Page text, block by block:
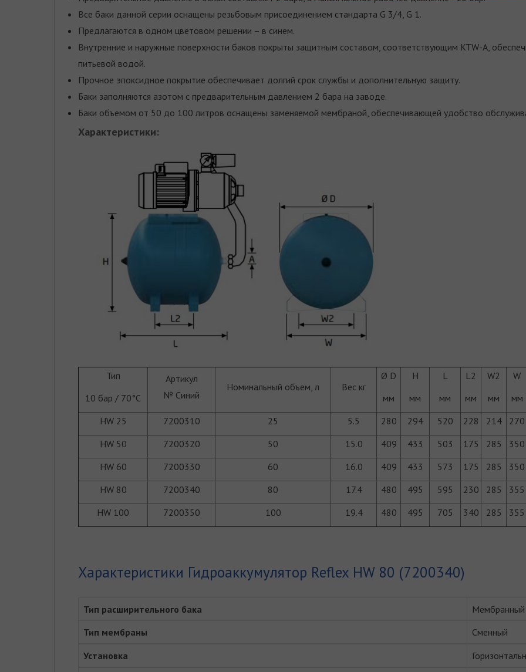
Все баки данной серии оснащены резьбовым присоединением стандарта G 3/4, G 1.
Предлагаются в одном цветовом решении – в синем.
Внутренние и наружные поверхности баков покрыты защитным составом, соответствующим KTW-A,
питьевой водой.
Прочное эпоксидное покрытие обеспечивает долгий срок службы и дополнительную защиту.
Баки заполняются азотом с предварительным давлением 2 бара на заводе.
Баки объемом от 50 до 100 литров оснащены заменяемой мембраной, обеспечивающей удобство
Характеристики:
Тип
10 бар / 70°C
Артикул
№ Синий
Номинальный объем, л Вес кг
Ø D
мм
H
мм
L
мм
L2
мм
W2
мм
W
мм
HW 25 7200310 25 5.5 280 294 520 228 214 270
HW 50
7200320 50 15.0 409 433 503 175 285 350
HW 60
7200330 60 16.0 409 433 573 175 285 350
HW 80
7200340 80 17.4 480 495 595 230 285 355
HW 100
7200350 100 19.4 480 495 705 340 285 355
Характеристики Гидроаккумулятор Reflex HW 80 (7200340)
Тип расширительного бака
Мембранный
Тип мембраны
Сменный
Установка